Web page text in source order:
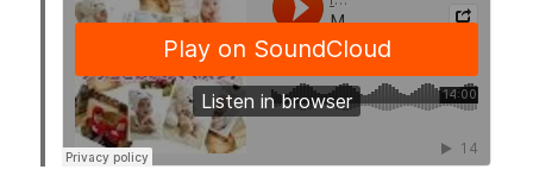
e
b
o
o
e
a
d
s
y
Li
n
k